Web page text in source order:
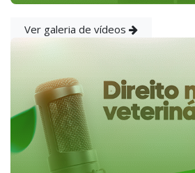
Ver galeria de vídeos